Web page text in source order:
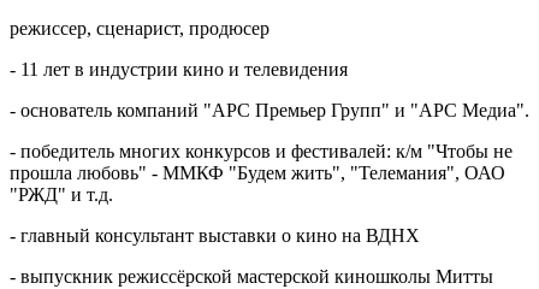
режиссер, сценарист, продюсер
- 11 лет в индустрии кино и телевидения
- основатель компаний "АРС Премьер Групп" и "АРС Медиа".
- победитель многих конкурсов и фестивалей: к/м "Чтобы не
прошла любовь" - ММКФ "Будем жить", "Телемания", ОАО
"РЖД" и т.д.
- главный консультант выставки о кино на ВДНХ
- выпускник режиссёрской мастерской киношколы Митты